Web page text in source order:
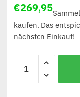
€269,95
kaufen. Das
nächsten Einkauf!